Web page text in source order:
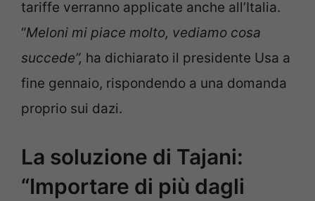
tariffe verranno applicate anche all’Italia.
“Meloni mi piace molto, vediamo cosa
succede”, ha dichiarato il presidente Usa a
fine gennaio, rispondendo a una domanda
proprio sui dazi.
La soluzione di Tajani:
“Importare di più dagli